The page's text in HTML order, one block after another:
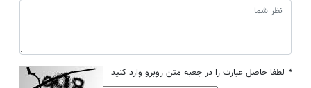
* لطفا حاصل عبارت را در جعبه متن روبرو وارد کنید